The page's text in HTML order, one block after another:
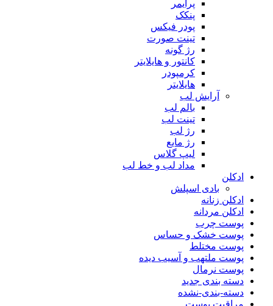
پرایمر
پنکک
پودر فیکس
تینت صورت
رژ گونه
کانتور و هایلایتر
کرمپودر
هایلایتر
آرایش لب
بالم لب
تینت لب
رژ لب
رژ مایع
لیپ گلاس
مداد لب و خط لب
ادکلن
بادی اسپلش
ادکلن زنانه
ادکلن مردانه
پوست چرب
پوست خشک و حساس
پوست مختلط
پوست ملتهب و آسیب دیده
پوست نرمال
دسته بندی جدید
دسته-بندی-نشده